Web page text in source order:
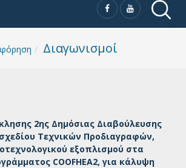
Διαγωνισμοί
2ης Δημόσιας Διαβούλευσης
Τεχνικών Προδιαγραφών,
εξοπλισμού στα
COOFHEA2, για κάλυψη